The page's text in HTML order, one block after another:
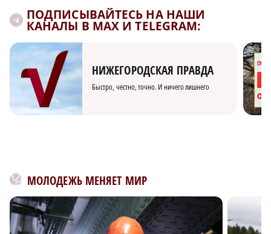
ПОДПИСЫВАЙТЕСЬ НА НАШИ
КАНАЛЫ В MAX И TELEGRAM:
НИЖЕГОРОДСКАЯ ПРАВДА
Быстро, честно, точно. И ничего лишнего
МОЛОДЕЖЬ МЕНЯЕТ МИР